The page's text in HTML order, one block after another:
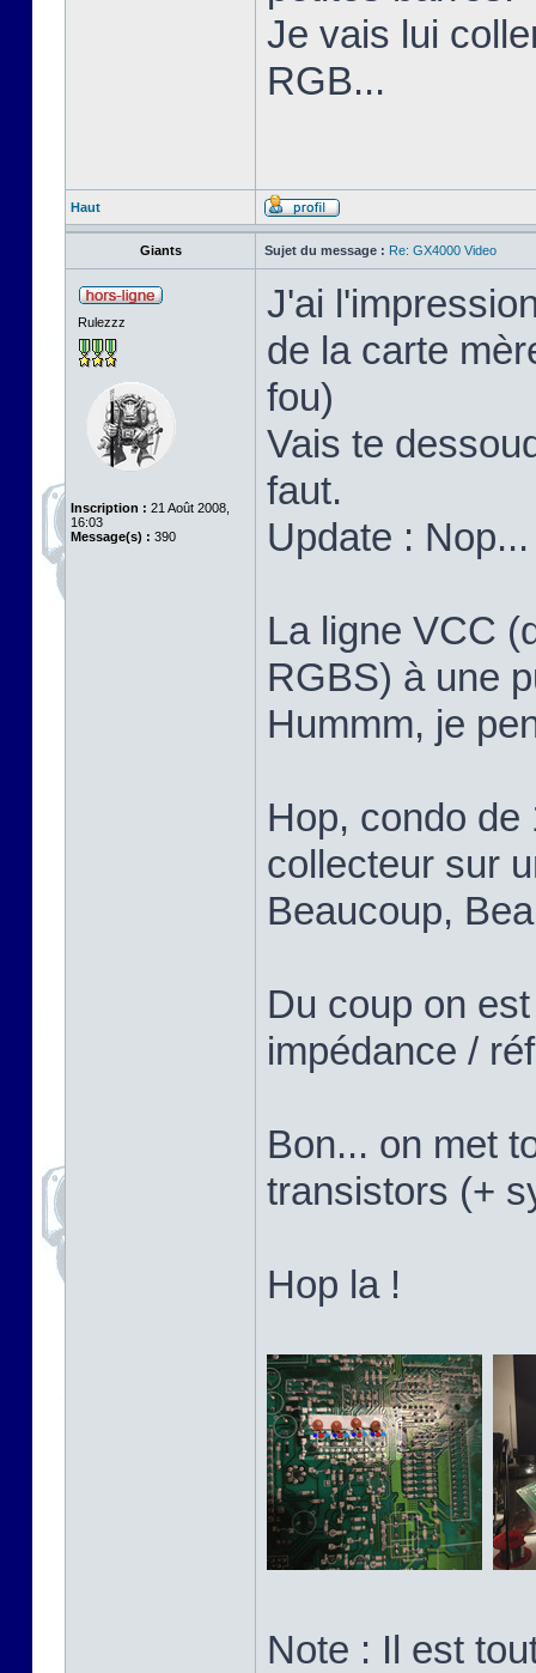
Je vais lui
RGB...
Haut
Giants Sujet du message : Re: GX4000 Video
Rulezzz
Inscription : 21 Août 2008,
16:03
Message(s) : 390
J'ai
de la carte
fou)
Vais te
faut.
Update :
La ligne VCC
RGBS) à une
Hummm, je
Hop, condo de
collecteur sur
Beaucoup,
Du coup on
impédance /
Bon... on met
transistors (+
Hop la !
Note : Il est